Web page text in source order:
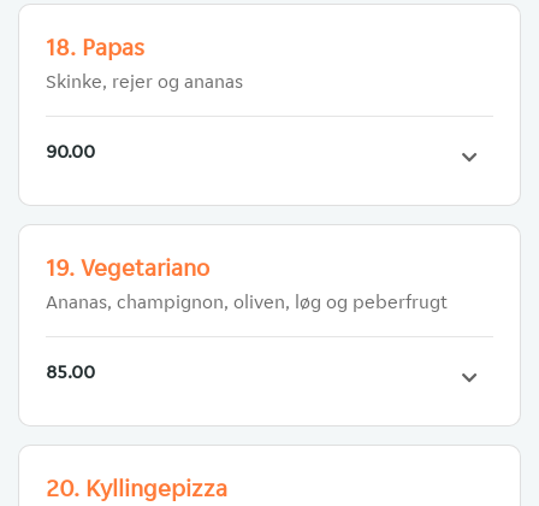
18. Papas
Skinke, rejer og ananas
90.00
19. Vegetariano
Ananas, champignon, oliven, løg og peberfrugt
85.00
20. Kyllingepizza